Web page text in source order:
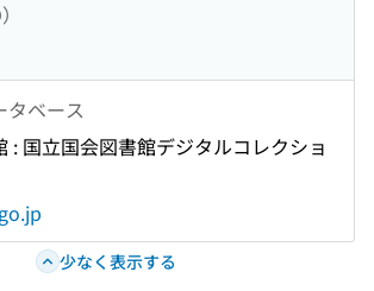
タベース
: 国立国会図書館デジタルコレクショ
少なく表示する